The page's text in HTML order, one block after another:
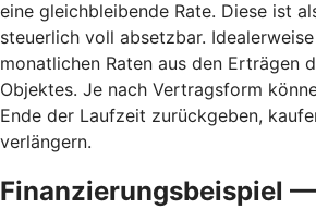
eine gleichbleibende Rate. Diese ist
steuerlich voll absetzbar.
monatlichen Raten aus den Erträgen
Objektes. Je nach Vertragsform
Ende der Laufzeit zurückgeben,
verlängern.
Finanzierungsbeispiel